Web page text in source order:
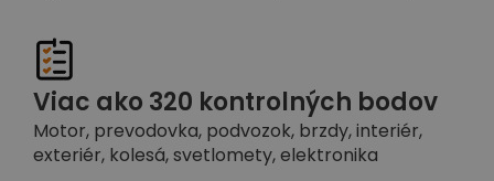
Viac ako 320 kontrolných bodov
Motor, prevodovka, podvozok, brzdy, interiér,
exteriér, kolesá, svetlomety, elektronika